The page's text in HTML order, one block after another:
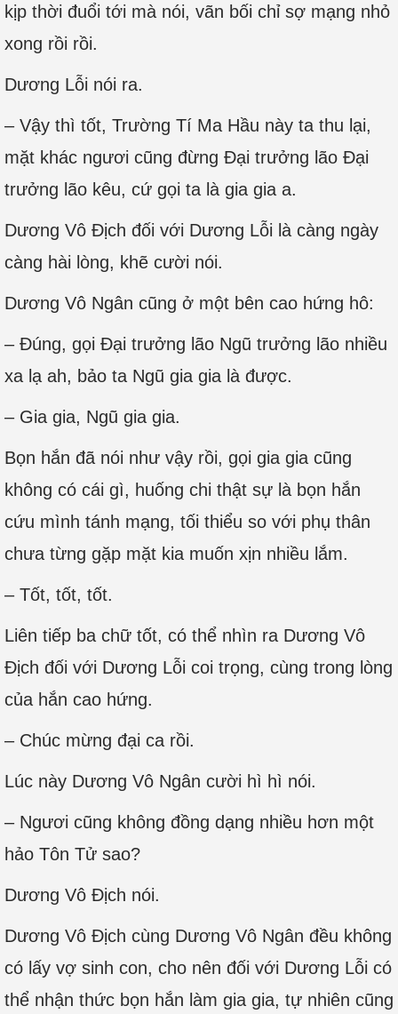
kịp thời đuổi tới mà nói, vãn bối chỉ sợ mạng nhỏ
xong rồi rồi.
Dương Lỗi nói ra.
– Vậy thì tốt, Trường Tí Ma Hầu này ta thu lại,
mặt khác ngươi cũng đừng Đại trưởng lão Đại
trưởng lão kêu, cứ gọi ta là gia gia a.
Dương Vô Địch đối với Dương Lỗi là càng ngày
càng hài lòng, khẽ cười nói.
Dương Vô Ngân cũng ở một bên cao hứng hô:
– Đúng, gọi Đại trưởng lão Ngũ trưởng lão nhiều
xa lạ ah, bảo ta Ngũ gia gia là được.
– Gia gia, Ngũ gia gia.
Bọn hắn đã nói như vậy rồi, gọi gia gia cũng
không có cái gì, huống chi thật sự là bọn hắn
cứu mình tánh mạng, tối thiểu so với phụ thân
chưa từng gặp mặt kia muốn xịn nhiều lắm.
– Tốt, tốt, tốt.
Liên tiếp ba chữ tốt, có thể nhìn ra Dương Vô
Địch đối với Dương Lỗi coi trọng, cùng trong lòng
của hắn cao hứng.
– Chúc mừng đại ca rồi.
Lúc này Dương Vô Ngân cười hì hì nói.
– Ngươi cũng không đồng dạng nhiều hơn một
hảo Tôn Tử sao?
Dương Vô Địch nói.
Dương Vô Địch cùng Dương Vô Ngân đều không
có lấy vợ sinh con, cho nên đối với Dương Lỗi có
thể nhận thức bọn hắn làm gia gia, tự nhiên cũng